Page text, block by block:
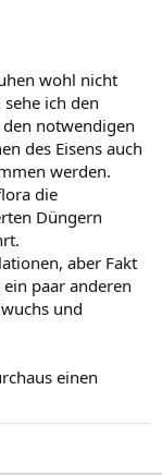
wohl nicht
ich den
notwendigen
des Eisens auch
werden.
die
Düngern
aber Fakt
paar anderen
und
einen